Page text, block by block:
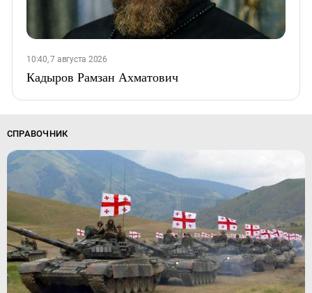
10:40, 7 августа 2026
Кадыров Рамзан Ахматович
СПРАВОЧНИК